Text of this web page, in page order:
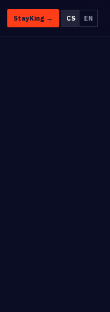
StayKing → CS EN